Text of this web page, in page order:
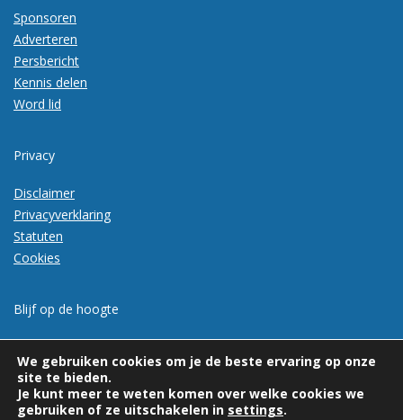
Sponsoren
Adverteren
Persbericht
Kennis delen
Word lid
Privacy
Disclaimer
Privacyverklaring
Statuten
Cookies
Blijf op de hoogte
We gebruiken cookies om je de beste ervaring op onze
site te bieden.
Je kunt meer te weten komen over welke cookies we
gebruiken of ze uitschakelen in settings.